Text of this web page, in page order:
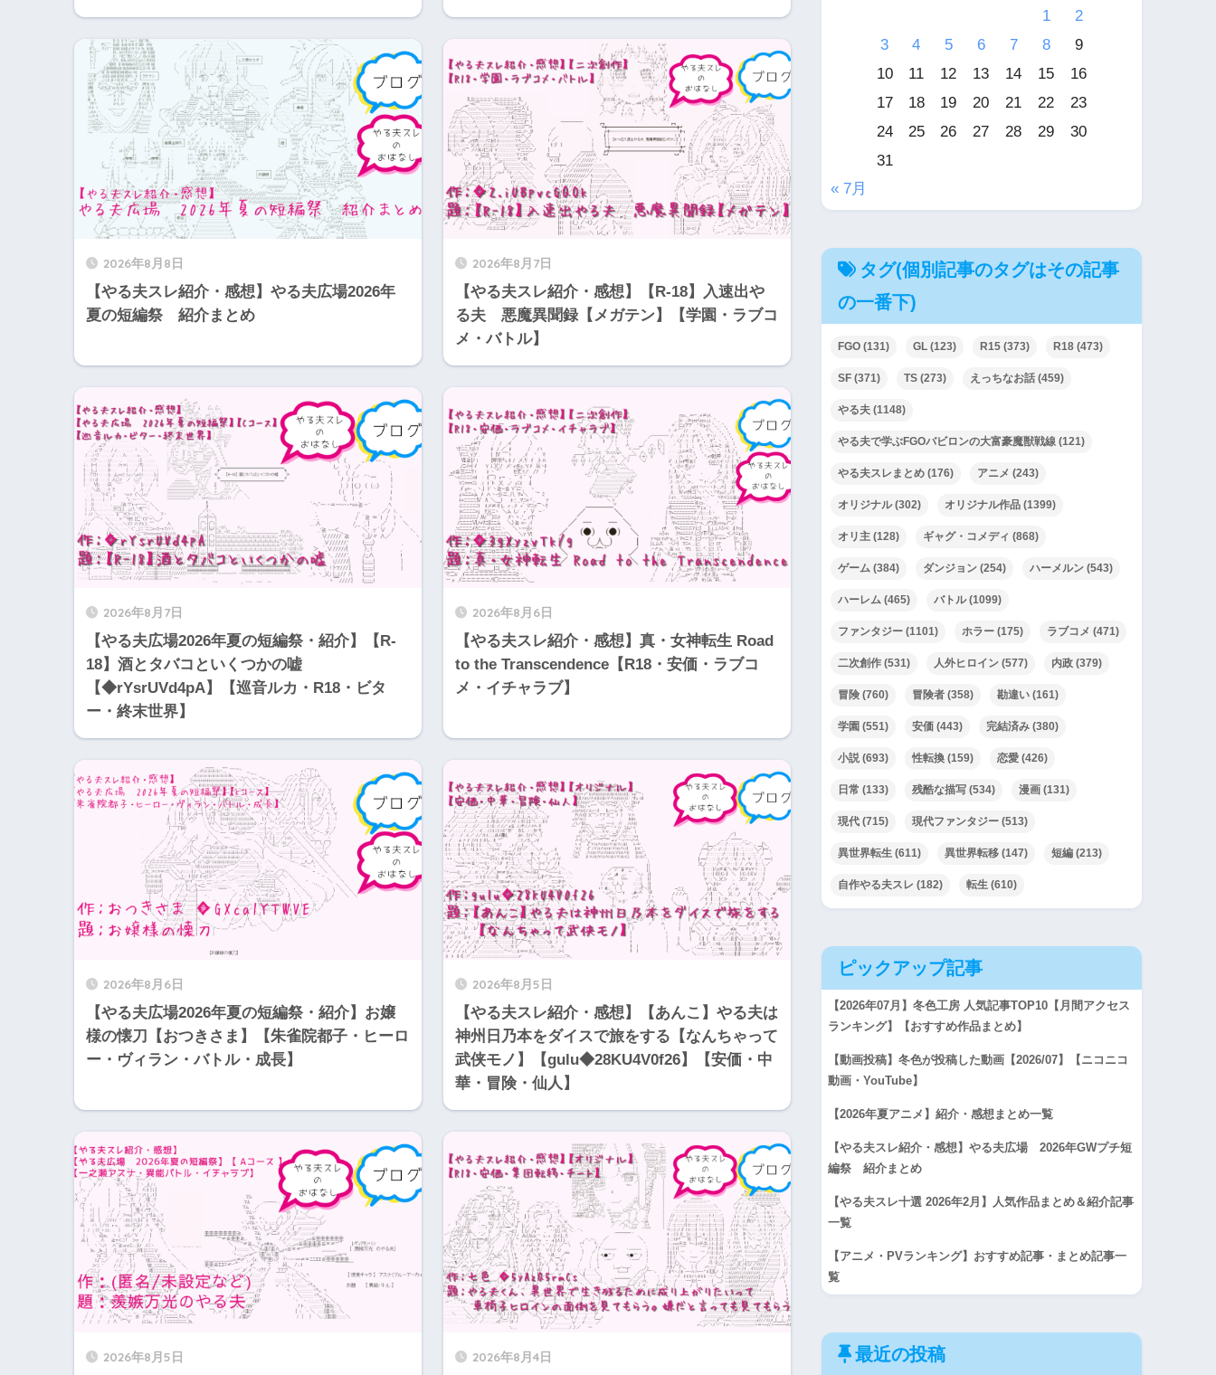
2026年8月8日
【やる夫スレ紹介・感想】やる夫広場2026年
夏の短編祭 紹介まとめ
2026年8月7日
【やる夫スレ紹介・感想】【R-18】入速出や
る夫 悪魔異聞録【メガテン】【学園・ラブコ
メ・バトル】
2026年8月7日
【やる夫広場2026年夏の短編祭・紹介】【R-
18】酒とタバコといくつかの嘘
【◆rYsrUVd4pA】【巡音ルカ・R18・ビタ
ー・終末世界】
2026年8月6日
【やる夫スレ紹介・感想】真・女神転生 Road
to the Transcendence【R18・安価・ラブコ
メ・イチャラブ】
2026年8月6日
【やる夫広場2026年夏の短編祭・紹介】お嬢
様の懐刀【おつきさま】【朱雀院都子・ヒーロ
ー・ヴィラン・バトル・成長】
2026年8月5日
【やる夫スレ紹介・感想】【あんこ】やる夫は
神州日乃本をダイスで旅をする【なんちゃって
武侠モノ】【gulu◆28KU4V0f26】【安価・中
華・冒険・仙人】
2026年8月5日 2026年8月4日
1
2
3
4 5 6 7 8
9
10
11 12 13 14 15
16
17
18 19 20 21 22
23
24
25 26 27 28 29
30
31
« 7月
タグ(個別記事のタグはその記事
の一番下)
FGO (131) GL (123) R15 (373) R18 (473)
SF (371) TS (273) えっちなお話 (459)
やる夫 (1148)
やる夫で学ぶFGOバビロンの大富豪魔獣戦線 (121)
やる夫スレまとめ (176) アニメ (243)
オリジナル(302) オリジナル作品 (1399)
オリ主 (128) ギャグ・コメディ (868)
ゲーム (384) ダンジョン (254) ハーメルン (543)
ハーレム (465) バトル(1099)
ファンタジー (1101) ホラー (175) ラブコメ (471)
二次創作 (531) 人外ヒロイン (577) 内政 (379)
冒険 (760) 冒険者 (358) 勘違い (161)
学園 (551) 安価 (443) 完結済み (380)
小説(693) 性転換 (159) 恋愛 (426)
日常 (133) 残酷な描写 (534) 漫画 (131)
現代 (715) 現代ファンタジー (513)
異世界転生 (611) 異世界転移 (147) 短編 (213)
自作やる夫スレ (182) 転生 (610)
ピックアップ記事
【2026年07月】冬色工房 人気記事TOP10【月間アクセス
ランキング】【おすすめ作品まとめ】
【動画投稿】冬色が投稿した動画【2026/07】【ニコニコ
動画・YouTube】
【2026年夏アニメ】紹介・感想まとめ一覧
【やる夫スレ紹介・感想】やる夫広場 2026年GWプチ短
編祭 紹介まとめ
【やる夫スレ十選 2026年2月】人気作品まとめ＆紹介記事
一覧
【アニメ・PVランキング】おすすめ記事・まとめ記事一
覧
最近の投稿